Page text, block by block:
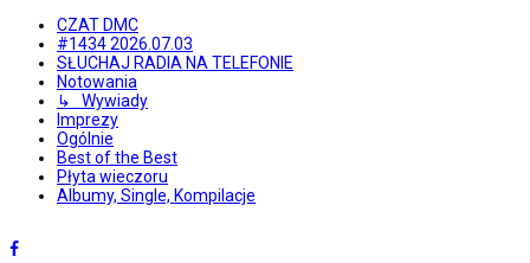
CZAT DMC
#1434 2026.07.03
SŁUCHAJ RADIA NA TELEFONIE
Notowania
↳ Wywiady
Imprezy
Ogólnie
Best of the Best
Płyta wieczoru
Albumy, Single, Kompilacje